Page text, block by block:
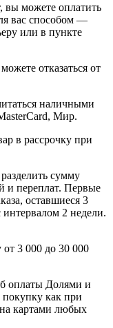
вы можете оплатить
вас способом —
или в пункте
отказаться от
наличными
Мир.
в рассрочку при
сумму
и переплат. Первые
оставшиеся 3
2 недели.
3 000 до 30 000
оплаты Долями и
как при
картами любых